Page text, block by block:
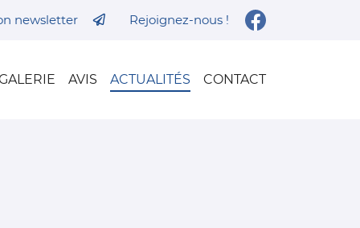
newsletter Rejoignez-nous !
AVIS ACTUALITÉS CONTACT